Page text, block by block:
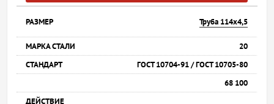
Труба 114х4,5
20
ГОСТ 10704-91 / ГОСТ 10705-80
68 100